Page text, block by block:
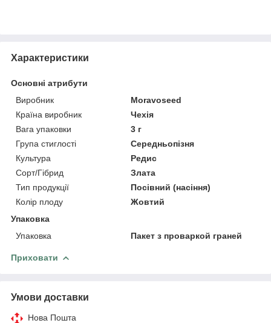
Характеристики
Основні атрибути
Виробник
Moravoseed
Країна виробник
Чехія
Вага упаковки
3 г
Група стиглості
Середньопізня
Культура
Редис
Сорт/Гібрид
Злата
Тип продукції
Посівний (насіння)
Колір плоду
Жовтий
Упаковка
Упаковка
Пакет з проваркой граней
Приховати
Умови доставки
Нова Пошта